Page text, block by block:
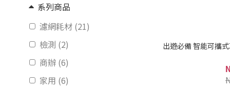
系列商品
濾網耗材 (21)
檢測 (2)
商辦 (6)
家用 (6)
出遊必備 智能可攜